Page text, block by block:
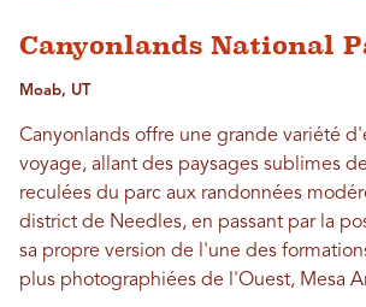
Canyonlands National
Moab, UT
Canyonlands offre une grande variété
voyage, allant des paysages sublimes
reculées du parc aux randonnées
district de Needles, en passant par la
sa propre version de l'une des
plus photographiées de l'Ouest, Mesa